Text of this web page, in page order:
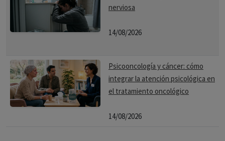
nerviosa
14/08/2026
Psicooncología y cáncer: cómo
integrar la atención psicológica en
el tratamiento oncológico
14/08/2026